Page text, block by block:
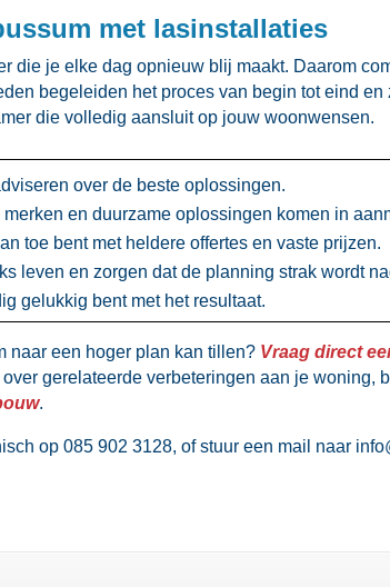
met lasinstallaties
die je elke dag opnieuw blij maakt.​ Daarom
begeleiden het proces van begin tot eind
die volledig aansluit op jouw woonwensen.​
over de beste oplossingen.​
en duurzame oplossingen komen in
toe bent met heldere offertes en vaste prijzen.​
leven en zorgen dat de planning strak wordt
gelukkig bent met het resultaat.​
naar een hoger plan kan tillen? Vraag direct
gerelateerde verbeteringen aan je woning,
.​
op 085 902 3128, of stuur een mail naar